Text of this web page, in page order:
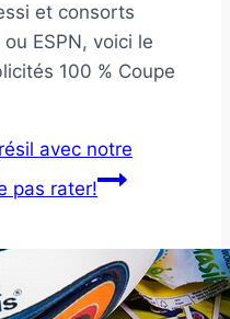
et consorts
ESPN, voici le
100 % Coupe
avec notre
pas rater!